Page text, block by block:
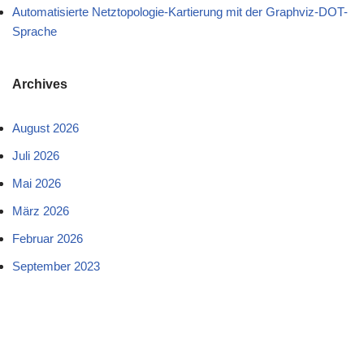
Automatisierte Netztopologie-Kartierung mit der Graphviz-DOT-
Sprache
Archives
August 2026
Juli 2026
Mai 2026
März 2026
Februar 2026
September 2023